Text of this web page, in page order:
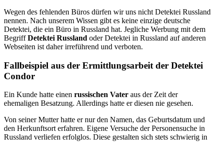
Wegen des fehlenden Büros dürfen wir uns nicht Detektei Russland
nennen. Nach unserem Wissen gibt es keine einzige deutsche
Detektei, die ein Büro in Russland hat. Jegliche Werbung mit dem
BegriffDetektei Russland oder Detektei in Russland auf anderen
Webseiten ist daher irreführend und verboten.
Fallbeispiel aus der Ermittlungsarbeit der Detektei
Condor
Ein Kunde hatte einen russischen Vater aus der Zeit der
ehemaligen Besatzung. Allerdings hatte er diesen nie gesehen.
Von seiner Mutter hatte er nur den Namen, das Geburtsdatum und
den Herkunftsort erfahren. Eigene Versuche der Personensuche in
Russland verliefen erfolglos. Diese gestalten sich stets schwierig in